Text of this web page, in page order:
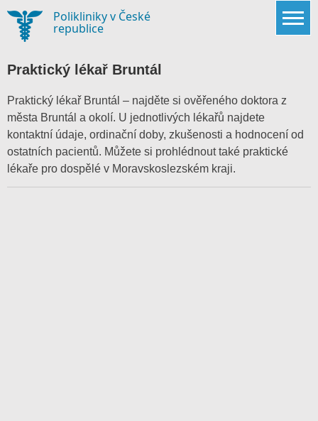
content
Polikliniky v České
republice
Praktický lékař Bruntál
Praktický lékař Bruntál – najděte si ověřeného doktora z
města Bruntál a okolí. U jednotlivých lékařů najdete
kontaktní údaje, ordinační doby, zkušenosti a hodnocení od
ostatních pacientů. Můžete si prohlédnout také praktické
lékaře pro dospělé v Moravskoslezském kraji.